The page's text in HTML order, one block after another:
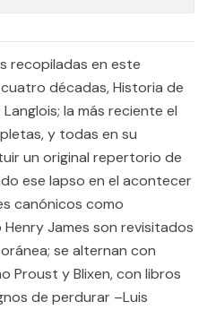
recopiladas en este
décadas, Historia de
la más reciente el
y todas en su
un original repertorio de
ese lapso en el acontecer
canónicos como
James son revisitados
se alternan con
Proust y Blixen, con libros
de perdurar –Luis